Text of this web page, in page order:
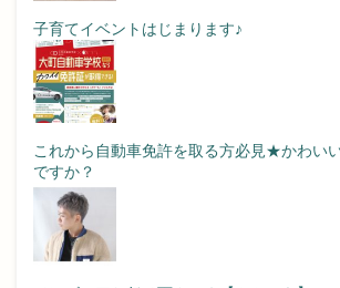
子育てイベントはじまります♪
これから自動車免許を取る方必見★かわい
ですか？